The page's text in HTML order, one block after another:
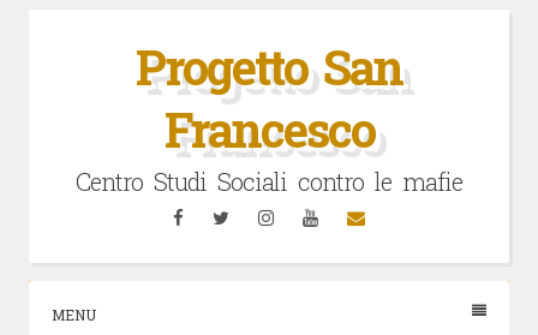
Progetto San
Francesco
Centro Studi Sociali contro le mafie
FacebookTwitterInstagramYouTubeEmail
MENU